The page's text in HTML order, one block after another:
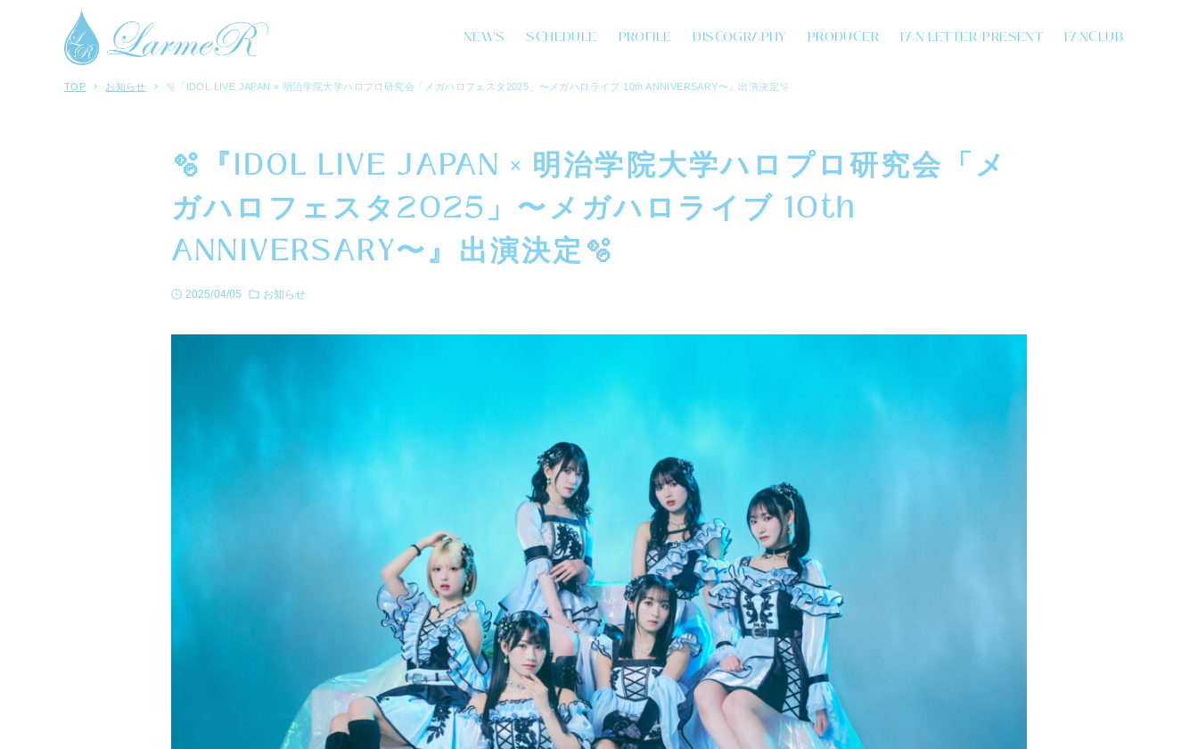
NEWS SCHEDULE PROFILE DISCOGRAPHY PRODUCER FAN LETTER/PRESENT FANCLUB
TOP お知らせ 🫧『IDOL LIVE JAPAN × 明治学院大学ハロプロ研究会「メガハロフェスタ2025」〜メガハロライブ 10th ANNIVERSARY〜』出演決定🫧
🫧『IDOL LIVE JAPAN × 明治学院大学ハロプロ研究会「メ
ガハロフェスタ2025」〜メガハロライブ 10th
ANNIVERSARY〜』出演決定🫧
2025/04/05 お知らせ